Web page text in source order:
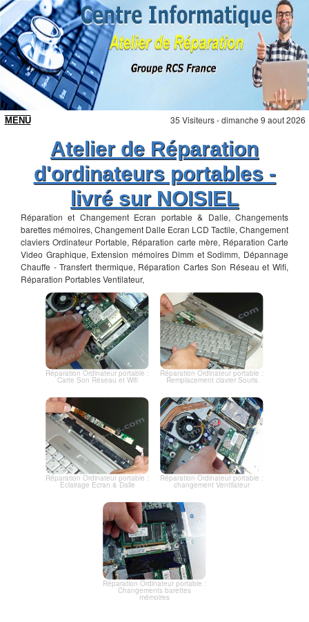
35 Visiteurs - dimanche 9 aout 2026
Atelier de Réparation
d'ordinateurs portables -
livré sur NOISIEL
Réparation et Changement Ecran portable & Dalle, Changements
barettes mémoires, Changement Dalle Ecran LCD Tactile, Changement
claviers Ordinateur Portable, Réparation carte mère, Réparation Carte
Video Graphique, Extension mémoires Dimm et Sodimm, Dépannage
Chauffe - Transfert thermique, Réparation Cartes Son Réseau et Wifi,
Réparation Portables Ventilateur,
Réparation Ordinateur portable :
Carte Son Réseau et Wifi
Réparation Ordinateur portable :
Remplacement clavier Souris
Réparation Ordinateur portable :
Eclairage Ecran & Dalle
Réparation Ordinateur portable :
changement Ventilateur
Réparation Ordinateur portable :
Changements barettes
mémoires